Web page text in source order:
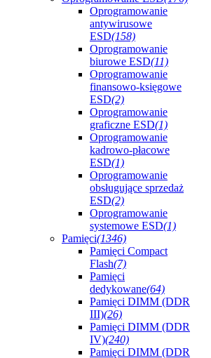
Oprogramowanie
antywirusowe
ESD(158)
Oprogramowanie
biurowe ESD(11)
Oprogramowanie
finansowo-księgowe
ESD(2)
Oprogramowanie
graficzne ESD(1)
Oprogramowanie
kadrowo-płacowe
ESD(1)
Oprogramowanie
obsługujące sprzedaż
ESD(2)
Oprogramowanie
systemowe ESD(1)
Pamięci(1346)
Pamięci Compact
Flash(7)
Pamięci
dedykowane(64)
Pamięci DIMM (DDR
III)(26)
Pamięci DIMM (DDR
IV)(240)
Pamięci DIMM (DDR